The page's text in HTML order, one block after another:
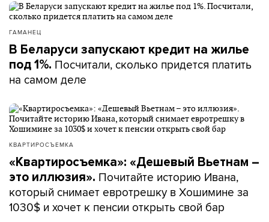
ГАМАНЕЦ
В Беларуси запускают кредит на жилье
под 1%. Посчитали, сколько придется платить
на самом деле
КВАРТИРОСЪЕМКА
«Квартиросъемка»: «Дешевый Вьетнам –
это иллюзия». Почитайте историю Ивана,
который снимает евротрешку в Хошимине за
1030$ и хочет к пенсии открыть свой бар